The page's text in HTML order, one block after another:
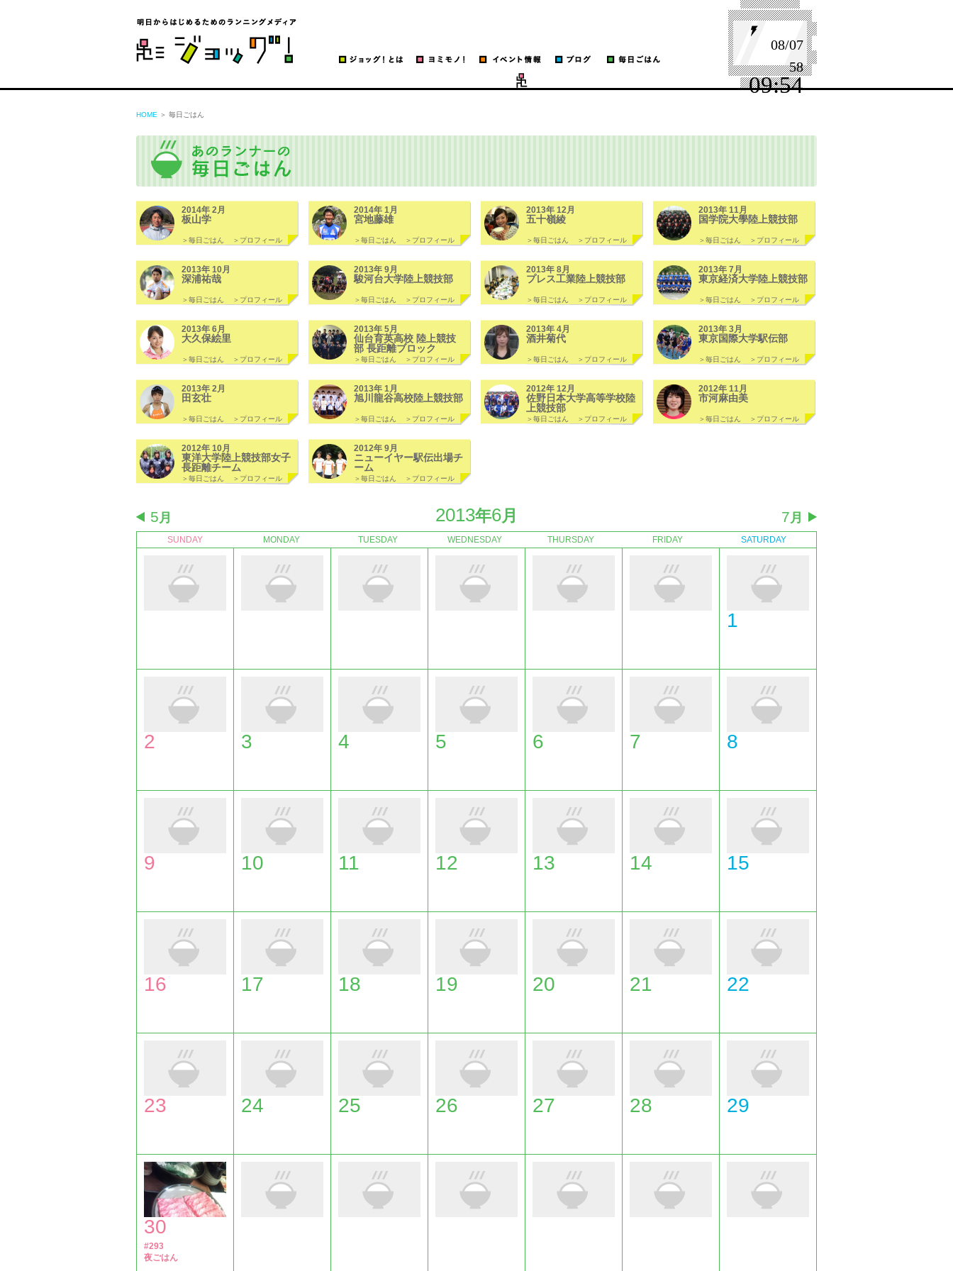
08/07
59
09:54
run
HOME ＞ 毎日ごはん
2014年 2月
板山学
＞毎日ごはん ＞プロフィール
2014年 1月
宮地藤雄
＞毎日ごはん ＞プロフィール
2013年 12月
五十嶺綾
＞毎日ごはん ＞プロフィール
2013年 11月
国学院大學陸上競技部
＞毎日ごはん ＞プロフィール
2013年 10月
深浦祐哉
＞毎日ごはん ＞プロフィール
2013年 9月
駿河台大学陸上競技部
＞毎日ごはん ＞プロフィール
2013年 8月
プレス工業陸上競技部
＞毎日ごはん ＞プロフィール
2013年 7月
東京経済大学陸上競技部
＞毎日ごはん ＞プロフィール
2013年 6月
大久保絵里
＞毎日ごはん ＞プロフィール
2013年 5月
仙台育英高校 陸上競技
部 長距離ブロック
＞毎日ごはん ＞プロフィール
2013年 4月
酒井菊代
＞毎日ごはん ＞プロフィール
2013年 3月
東京国際大学駅伝部
＞毎日ごはん ＞プロフィール
2013年 2月
田玄壮
＞毎日ごはん ＞プロフィール
2013年 1月
旭川龍谷高校陸上競技部
＞毎日ごはん ＞プロフィール
2012年 12月
佐野日本大学高等学校陸
上競技部
＞毎日ごはん ＞プロフィール
2012年 11月
市河麻由美
＞毎日ごはん ＞プロフィール
2012年 10月
東洋大学陸上競技部女子
長距離チーム
＞毎日ごはん ＞プロフィール
2012年 9月
ニューイヤー駅伝出場チ
ーム
＞毎日ごはん ＞プロフィール
5月 2013年6月 7月
SUNDAY MONDAY TUESDAY WEDNESDAY THURSDAY FRIDAY SATURDAY
1
2 3 4 5 6 7 8
9 10 11 12 13 14 15
16 17 18 19 20 21 22
23 24 25 26 27 28 29
30
#293
夜ごはん